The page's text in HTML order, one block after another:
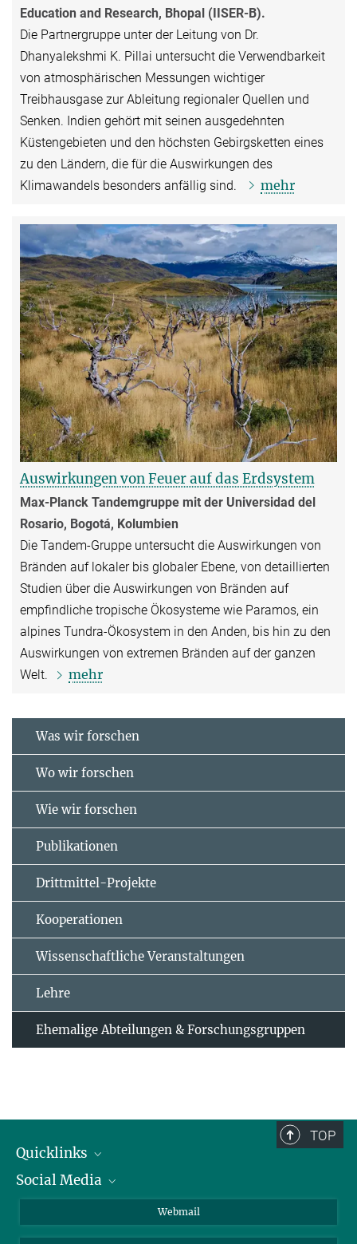
Education and Research, Bhopal (IISER-B).
Die Partnergruppe unter der Leitung von Dr.
Dhanyalekshmi K. Pillai untersucht die Verwendbarkeit
von atmosphärischen Messungen wichtiger
Treibhausgase zur Ableitung regionaler Quellen und
Senken. Indien gehört mit seinen ausgedehnten
Küstengebieten und den höchsten Gebirgsketten eines
zu den Ländern, die für die Auswirkungen des
Klimawandels besonders anfällig sind.
mehr
Auswirkungen von Feuer auf das Erdsystem
Max-Planck Tandemgruppe mit der Universidad del
Rosario, Bogotá, Kolumbien
Die Tandem-Gruppe untersucht die Auswirkungen von
Bränden auf lokaler bis globaler Ebene, von detaillierten
Studien über die Auswirkungen von Bränden auf
empfindliche tropische Ökosysteme wie Paramos, ein
alpines Tundra-Ökosystem in den Anden, bis hin zu den
Auswirkungen von extremen Bränden auf der ganzen
Welt.
mehr
Was wir forschen
Wo wir forschen
Wie wir forschen
Publikationen
Drittmittel-Projekte
Kooperationen
Wissenschaftliche Veranstaltungen
Lehre
Ehemalige Abteilungen & Forschungsgruppen
TOP
Quicklinks
IMPRS Graduiertenschule
Social Media
BlueSky
Webmail